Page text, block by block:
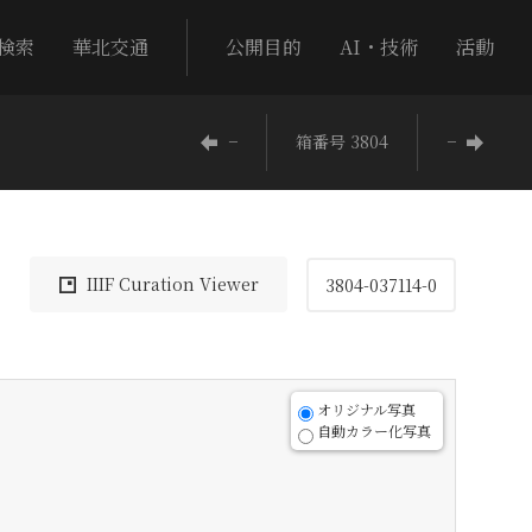
索 華北交通 公開目的 AI・技術 活動
− 箱番号 3804 −
IIIF Curation Viewer 3804-037114-0
オリジナル写真
自動カラー化写真